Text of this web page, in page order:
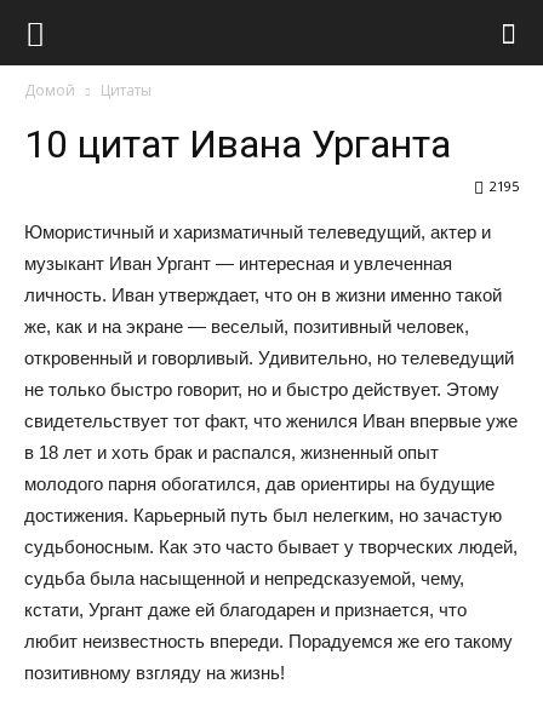
Домой Цитаты
10 цитат Ивана Урганта
2195
Юмористичный и харизматичный телеведущий, актер и
музыкант Иван Ургант — интересная и увлеченная
личность. Иван утверждает, что он в жизни именно такой
же, как и на экране — веселый, позитивный человек,
откровенный и говорливый. Удивительно, но телеведущий
не только быстро говорит, но и быстро действует. Этому
свидетельствует тот факт, что женился Иван впервые уже
в 18 лет и хоть брак и распался, жизненный опыт
молодого парня обогатился, дав ориентиры на будущие
достижения. Карьерный путь был нелегким, но зачастую
судьбоносным. Как это часто бывает у творческих людей,
судьба была насыщенной и непредсказуемой, чему,
кстати, Ургант даже ей благодарен и признается, что
любит неизвестность впереди. Порадуемся же его такому
позитивному взгляду на жизнь!